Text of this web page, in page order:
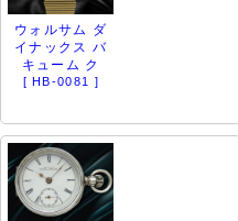
ウォルサム ダ
イナックス バ
キューム ク
[ HB-0081 ]